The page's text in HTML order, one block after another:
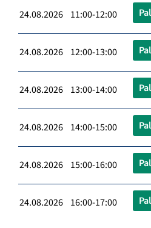
24.08.2026 11:00-12:00
24.08.2026 12:00-13:00
24.08.2026 13:00-14:00
24.08.2026 14:00-15:00
24.08.2026 15:00-16:00
24.08.2026 16:00-17:00